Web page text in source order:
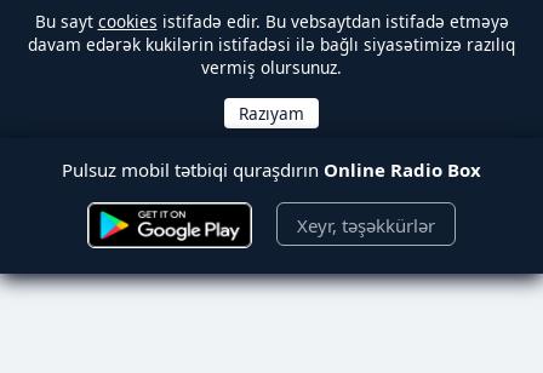
Bu sayt cookies istifadə edir. Bu vebsaytdan istifadə etməyə
davam edərək kukilərin istifadəsi ilə bağlı siyasətimizə razılıq
vermiş olursunuz.
Pulsuz mobil tətbiqi quraşdırın Online Radio Box
Xeyr, təşəkkürlər